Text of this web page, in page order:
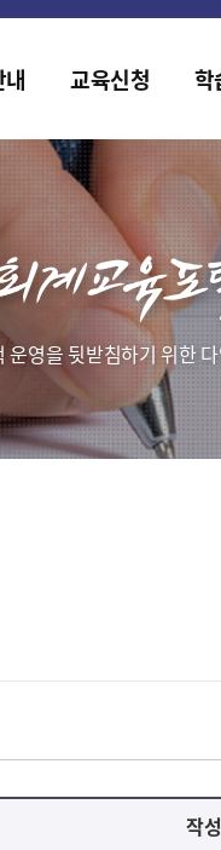
개편되었습니다.
교육신청 학
영을 뒷받침하기 위한
작